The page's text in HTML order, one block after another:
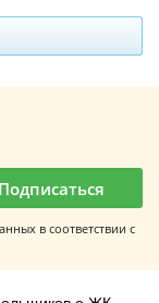
Подписаться
в соответствии с